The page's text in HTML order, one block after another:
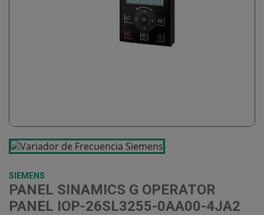
SIEMENS
PANEL SINAMICS G OPERATOR
PANEL IOP-26SL3255-0AA00-4JA2